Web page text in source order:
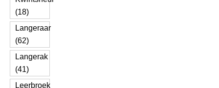
(18)
Langeraar
(62)
Langerak
(41)
Leerbroek